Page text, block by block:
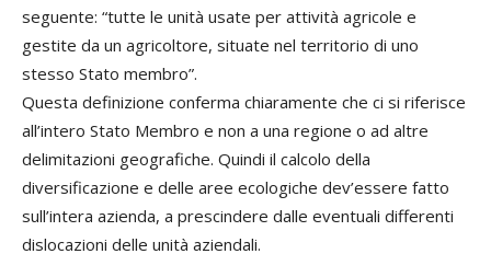
seguente: “tutte le unità usate per attività agricole e
gestite da un agricoltore, situate nel territorio di uno
stesso Stato membro”.
Questa definizione conferma chiaramente che ci si riferisce
all’intero Stato Membro e non a una regione o ad altre
delimitazioni geografiche. Quindi il calcolo della
diversificazione e delle aree ecologiche dev’essere fatto
sull’intera azienda, a prescindere dalle eventuali differenti
dislocazioni delle unità aziendali.